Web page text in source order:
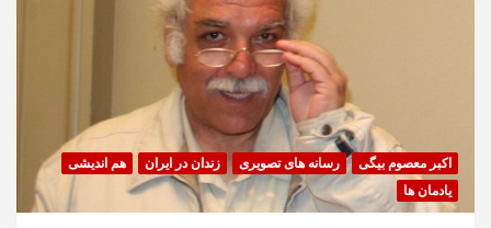
اکبر معصوم بیگی رسانه های تصویری زندان در ایران
هم اندیشی
یادمان ها